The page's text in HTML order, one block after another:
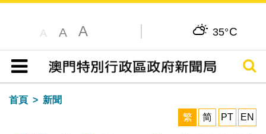
A A A 35°C
目錄
搜尋
首頁
新聞
繁
简 PT EN